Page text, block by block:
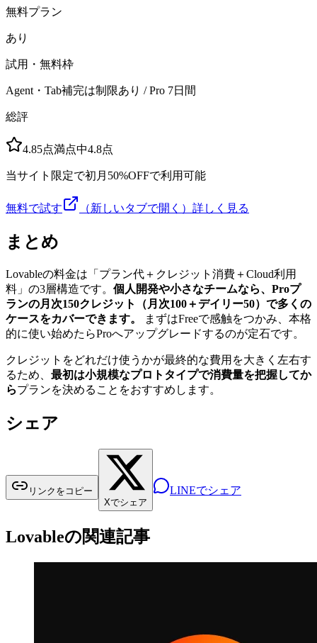
無料プラン
あり
試用・無料枠
Agent・Tab補完は制限あり / Pro 7日間
総評
4.85点満点中4.8点
当サイト限定で初月50%OFFで利用可能
無料で試す （新しいタブで開く） 詳しく見る
まとめ
Lovableの料金は「プラン代＋クレジット消費＋Cloud利用
料」の3層構造です。 個人開発や小さなチームなら、Proプ
ランの月次150クレジット（月次100＋デイリー50）で多くの
ケースをカバーできます。
まずはFreeで感触をつかみ、本格
的に使い始めたらProへアップグレードするのが定石です。
クレジットをどれだけ使うかが最終的な費用を大きく左右す
るため、 最初は小規模なプロトタイプで消費量を把握してか
らプランを決めることをおすすめします。
シェア
リンクをコピー
Xでシェア
LINEでシェア
Lovableの関連記事